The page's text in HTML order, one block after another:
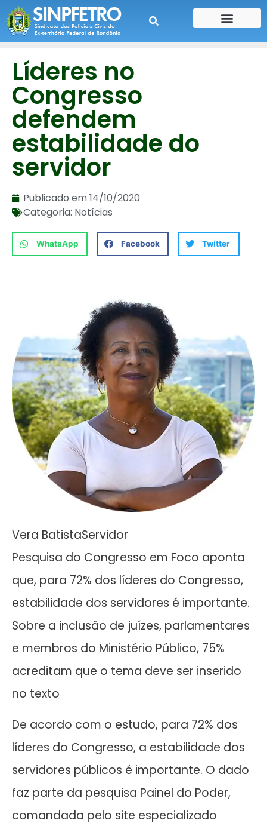
Líderes no
Congresso
defendem
estabilidade do
servidor
Publicado em14/10/2020
Categoria: Notícias
WhatsApp Facebook Twitter
Vera BatistaServidor
Pesquisa do Congresso em Foco aponta
que, para 72% dos líderes do Congresso,
estabilidade dos servidores é importante.
Sobre a inclusão de juízes, parlamentares
e membros do Ministério Público, 75%
acreditam que o tema deve ser inserido
no texto
De acordo com o estudo, para 72% dos
líderes do Congresso, a estabilidade dos
servidores públicos é importante. O dado
faz parte da pesquisa Painel do Poder,
comandada pelo site especializado